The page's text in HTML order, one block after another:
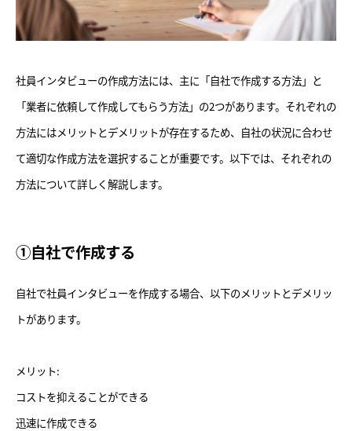
社員インタビューの作成方法には、主に「自社で作成する方法」と
「業者に依頼して作成してもらう方法」の2つがあります。それぞれの
方法にはメリットとデメリットが存在するため、自社の状況に合わせ
て適切な作成方法を選択することが重要です。以下では、それぞれの
方法について詳しく解説します。
①自社で作成する
自社で社員インタビューを作成する場合、以下のメリットとデメリッ
トがあります。
メリット:
コストを抑えることができる
迅速に作成できる